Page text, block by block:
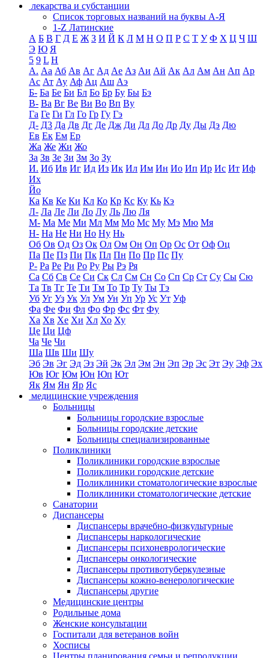
лекарства и субстанции
Список торговых названий на буквы А-Я
1-Z Латинские
А Б В Г Д Е Ж З И Й К Л М Н О П Р С Т У Ф Х Ц Ч Ш
Э Ю Я
5 9 L H
А. Аа Аб Ав Аг Ад Ае Аз Аи Ай Ак Ал Ам Ан Ап Ар
Ас Ат Ау Аф Ац Аш Аэ
Б- Ба Бе Би Бл Бо Бр Бу Бы Бэ
В- Ва Вг Ве Ви Во Вп Ву
Га Ге Ги Гл Го Гр Гу Гэ
Д- Д3 Да Дв Дг Де Дж Ди Дл До Др Ду Ды Дэ Дю
Ев Ек Ем Ер
Жа Же Жи Жо
За Зв Зе Зи Зм Зо Зу
И. Иб Ив Иг Ид Из Ик Ил Им Ин Ио Ип Ир Ис Ит Иф
Их
Йо
Ка Кв Ке Ки Кл Ко Кр Кс Ку Кь Кэ
Л- Ла Ле Ли Ло Лу Ль Лю Ля
М- Ма Ме Ми Мл Мм Мо Мс Му Мэ Мю Мя
Н- На Не Ни Но Ну Нь
Об Ов Од Оз Ок Ол Ом Он Оп Ор Ос От Оф Оц
Па Пе Пз Пи Пк Пл Пн По Пр Пс Пу
Р- Ра Ре Ри Ро Ру Ры Рэ Ря
Са Сб Св Се Си Ск Сл См Сн Со Сп Ср Ст Су Сы Сю
Та Тв Тг Те Ти Тм То Тр Ту Ты Тэ
Уб Уг Уз Ук Ул Ум Ун Уп Ур Ус Ут Уф
Фа Фе Фи Фл Фо Фр Фс Фт Фу
Ха Хв Хе Хи Хл Хо Ху
Це Ци Цф
Ча Че Чи
Ша Шв Ши Шу
Эб Эв Эг Эд Эз Эй Эк Эл Эм Эн Эп Эр Эс Эт Эу Эф Эх
Юв Юг Юм Юн Юп Ют
Як Ям Ян Яр Яс
медицинские учреждения
Больницы
Больницы городские взрослые
Больницы городские детские
Больницы специализированные
Поликлиники
Поликлиники городские взрослые
Поликлиники городские детские
Поликлиники стоматологические взрослые
Поликлиники стоматологические детские
Санатории
Диспансеры
Диспансеры врачебно-физкультурные
Диспансеры наркологические
Диспансеры психоневрологические
Диспансеры онкологические
Диспансеры противотуберкулезные
Диспансеры кожно-венерологические
Диспансеры другие
Медицинские центры
Родильные дома
Женские консультации
Госпитали для ветеранов войн
Хосписы
Центры планирования семьи и репродукции